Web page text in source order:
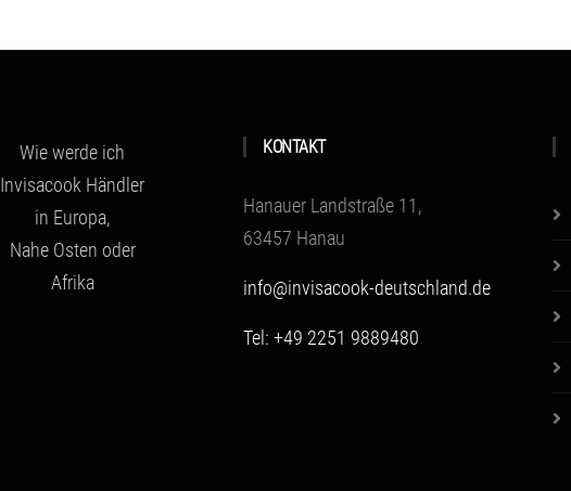
Wie werde ich
Invisacook Händler
in Europa,
Nahe Osten oder
Afrika
KONTAKT
Hanauer Landstraße 11,
63457 Hanau
info@invisacook-deutschland.de
Tel: +49 2251 9889480